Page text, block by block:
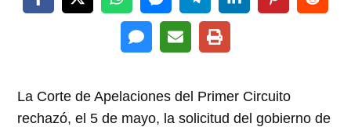
La Corte de Apelaciones del Primer Circuito
rechazó, el 5 de mayo, la solicitud del gobierno de